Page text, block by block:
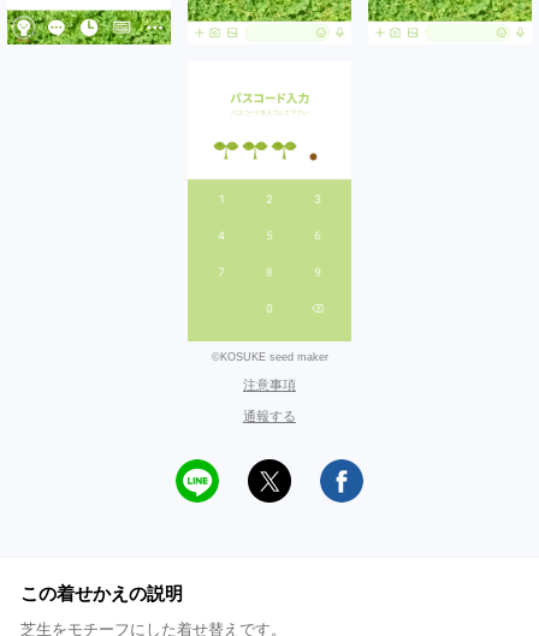
©KOSUKE seed maker
注意事項
通報する
この着せかえの説明
芝生をモチーフにした着せ替えです。